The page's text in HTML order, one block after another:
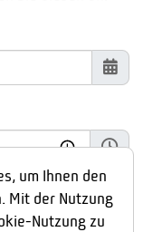
um Ihnen den
Mit der Nutzung
Nutzung zu